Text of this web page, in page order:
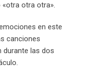
otra otra».
en este
canciones
durante las dos